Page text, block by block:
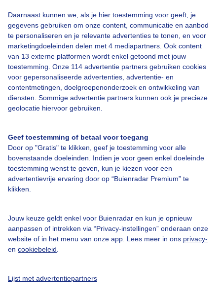
Daarnaast kunnen we, als je hier toestemming voor geeft, je
gegevens gebruiken om onze content, communicatie en aanbod
te personaliseren en je relevante advertenties te tonen, en voor
marketingdoeleinden delen met 4 mediapartners. Ook content
van 13 externe platformen wordt enkel getoond met jouw
toestemming. Onze 114 advertentie partners gebruiken cookies
voor gepersonaliseerde advertenties, advertentie- en
contentmetingen, doelgroepenonderzoek en ontwikkeling van
diensten. Sommige advertentie partners kunnen ook je precieze
geolocatie hiervoor gebruiken.
Geef toestemming of betaal voor toegang
Door op "Gratis" te klikken, geef je toestemming voor alle
bovenstaande doeleinden. Indien je voor geen enkel doeleinde
toestemming wenst te geven, kun je kiezen voor een
advertentievrije ervaring door op “Buienradar Premium” te
klikken.
Jouw keuze geldt enkel voor Buienradar en kun je opnieuw
aanpassen of intrekken via “Privacy-instellingen” onderaan onze
website of in het menu van onze app. Lees meer in ons privacy-
en cookiebeleid
Lijst met advertentiepartners
Over Buienradar
Bedrijfsgegevens
Veelgestelde vragen
Toegankelijkheid
Gebruikersvoorwaarden
Adverteren
Buienradar Team
Cookie beleid
Privacy instellingen
Gratis weerdata
@BuienradarNL